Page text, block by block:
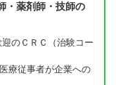
・薬剤師・技師の
のＣＲＣ（治験コー
療従事者が企業への